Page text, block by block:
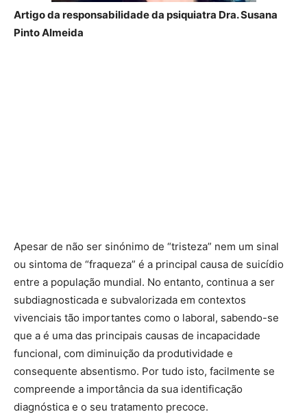
Artigo da responsabilidade da psiquiatra Dra. Susana
Pinto Almeida
Apesar de não ser sinónimo de “tristeza” nem um sinal
ou sintoma de “fraqueza” é a principal causa de suicídio
entre a população mundial. No entanto, continua a ser
subdiagnosticada e subvalorizada em contextos
vivenciais tão importantes como o laboral, sabendo-se
que a é uma das principais causas de incapacidade
funcional, com diminuição da produtividade e
consequente absentismo. Por tudo isto, facilmente se
compreende a importância da sua identificação
diagnóstica e o seu tratamento precoce.